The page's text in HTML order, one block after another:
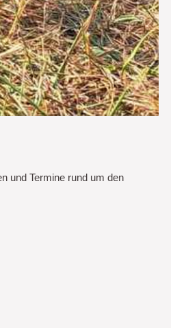
und Termine rund um den